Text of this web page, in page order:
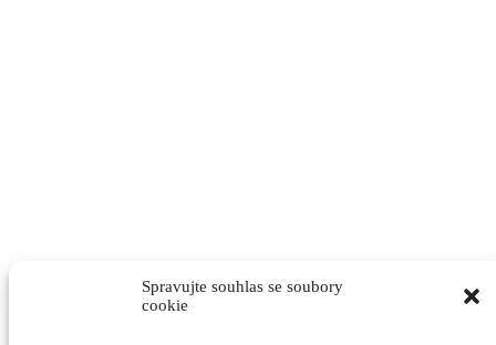
Spravujte souhlas se soubory
cookie